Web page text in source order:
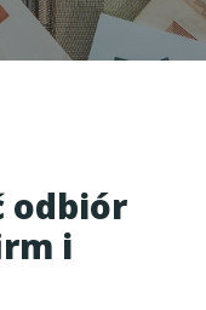
odbiór
i